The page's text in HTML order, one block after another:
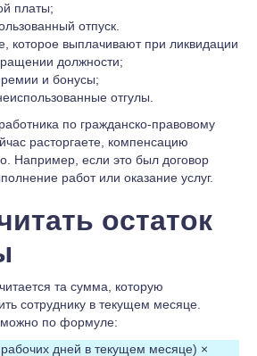
платы;
отпуск.
которое выплачивают при ликвидации
должности;
и бонусы;
отгулы.
по гражданско-правовому
расторгаете, компенсацию
Например, если это был договор
работ или оказание услуг.
остаток
та сумма, которую
сотруднику в текущем месяце.
можно по формуле:
дней в текущем месяце) ×